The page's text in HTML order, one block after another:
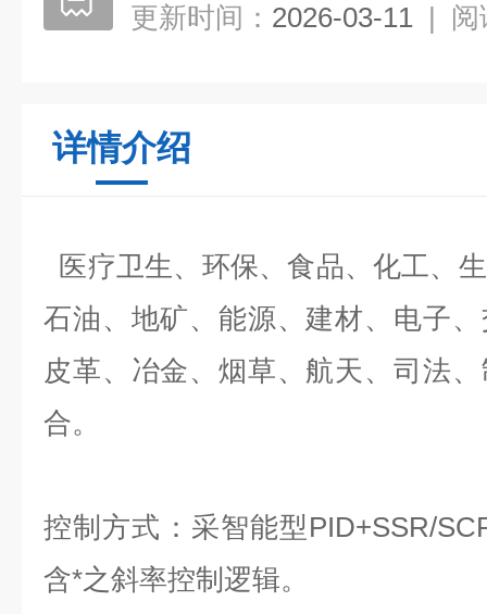
更新时间： 2026-03-11 | 阅
详情介绍
医疗卫生、环保、食品、化工、
石油、地矿、能源、建材、电子
皮革、冶金、烟草、航天、司法
合。
控制方式：采智能型PID+SSR/
含*之斜率控制逻辑。